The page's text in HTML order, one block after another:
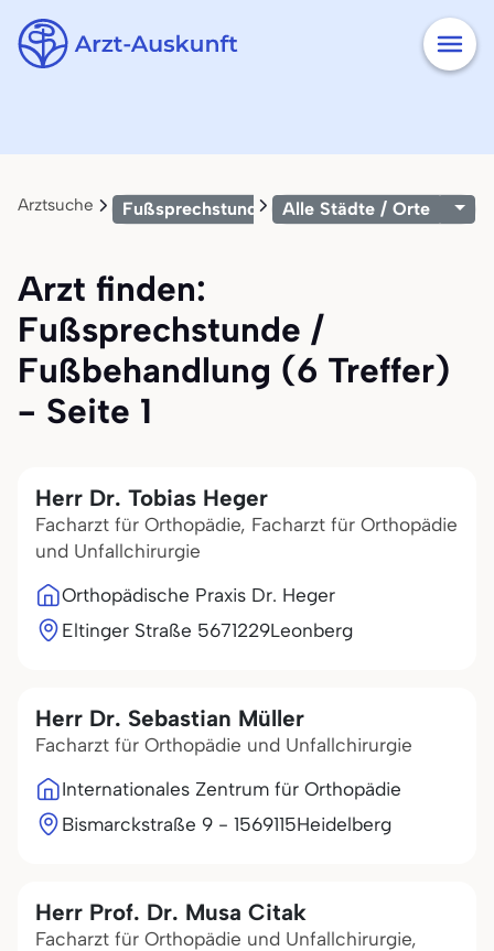
Arztsuche Fußsprechstunde / Fußbehandlung
Alle Städte / Orte
Arzt finden:
Fußsprechstunde /
Fußbehandlung (6 Treffer)
- Seite 1
Herr Dr. Tobias Heger
Facharzt für Orthopädie, Facharzt für Orthopädie
und Unfallchirurgie
Orthopädische Praxis Dr. Heger
Eltinger Straße 5671229Leonberg
Herr Dr. Sebastian Müller
Facharzt für Orthopädie und Unfallchirurgie
Internationales Zentrum für Orthopädie
Bismarckstraße 9 - 1569115Heidelberg
Herr Prof. Dr. Musa Citak
Facharzt für Orthopädie und Unfallchirurgie,